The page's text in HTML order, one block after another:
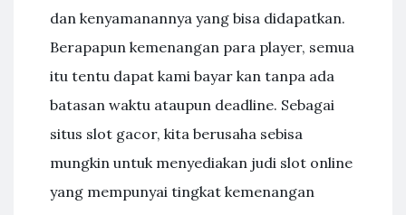
dan kenyamanannya yang bisa didapatkan.
Berapapun kemenangan para player, semua
itu tentu dapat kami bayar kan tanpa ada
batasan waktu ataupun deadline. Sebagai
situs slot gacor, kita berusaha sebisa
mungkin untuk menyediakan judi slot online
yang mempunyai tingkat kemenangan